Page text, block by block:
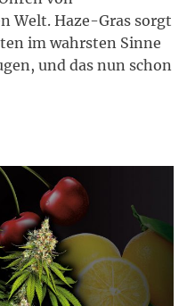
Welt. Haze-Gras sorgt
im wahrsten Sinne
und das nun schon